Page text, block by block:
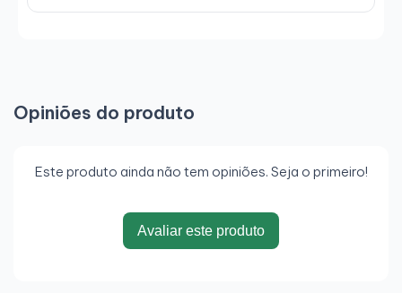
Opiniões do produto
Este produto ainda não tem opiniões. Seja o primeiro!
Avaliar este produto